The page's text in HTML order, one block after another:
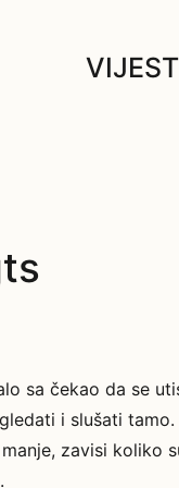
sa čekao da se
i slušati
zavisi koliko